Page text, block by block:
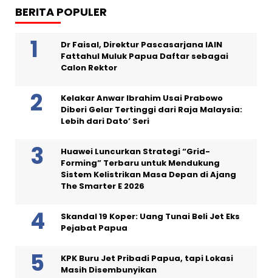
BERITA POPULER
Dr Faisal, Direktur Pascasarjana IAIN
Fattahul Muluk Papua Daftar sebagai
Calon Rektor
Kelakar Anwar Ibrahim Usai Prabowo
Diberi Gelar Tertinggi dari Raja Malaysia:
Lebih dari Dato’ Seri
Huawei Luncurkan Strategi “Grid-
Forming” Terbaru untuk Mendukung
Sistem Kelistrikan Masa Depan di Ajang
The Smarter E 2026
Skandal 19 Koper: Uang Tunai Beli Jet Eks
Pejabat Papua
KPK Buru Jet Pribadi Papua, tapi Lokasi
Masih Disembunyikan